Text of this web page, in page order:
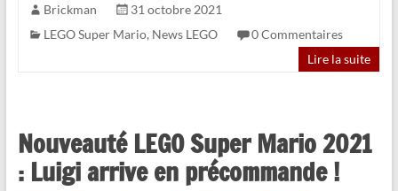
Brickman
31 octobre 2021
LEGO Super Mario, News LEGO
0 Commentaires
Lire la suite
Nouveauté LEGO Super Mario 2021
: Luigi arrive en précommande !